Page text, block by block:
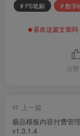
# PS笔刷
# 数字
★喜欢这篇文章吗
点赞
上一篇
极品模板内容付费管
v1.3.1.4